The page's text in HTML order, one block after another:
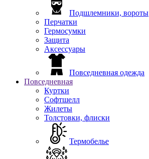
Подшлемники, вороты
Перчатки
Гермосумки
Защита
Аксессуары
Повседневная одежда
Повседневная
Куртки
Софтшелл
Жилеты
Толстовки, флиски
Термобелье